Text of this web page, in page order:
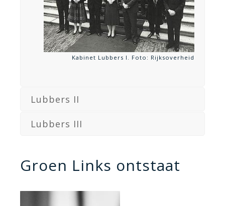
Kabinet Lubbers I. Foto: Rijksoverheid
Lubbers II
Lubbers III
Groen Links ontstaat